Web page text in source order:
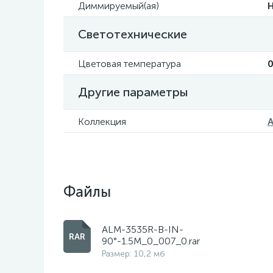
Диммируемый(ая)
Светотехнические
Цветовая температура
Другие параметры
Коллекция
Файлы
ALM-3535R-B-IN-
90°-1.5M_0_007_0.rar
Размер: 10,2 мб